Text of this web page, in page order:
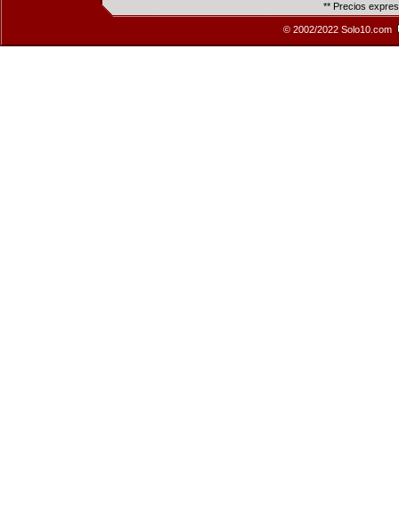
** Precios
© 2002/2022 Solo10.com